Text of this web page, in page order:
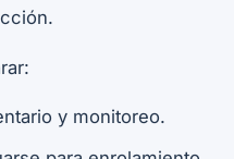
y monitoreo.